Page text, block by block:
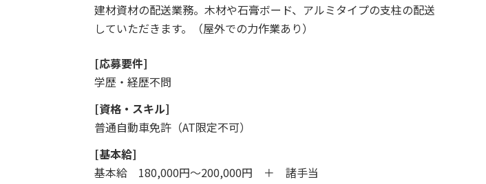
建材資材の配送業務。木材や石膏ボード、アルミタイプの支柱の配送
していただきます。（屋外での力作業あり）
[応募要件]
学歴・経歴不問
[資格・スキル]
普通自動車免許（AT限定不可）
[基本給]
基本給 180,000円〜200,000円 ＋ 諸手当